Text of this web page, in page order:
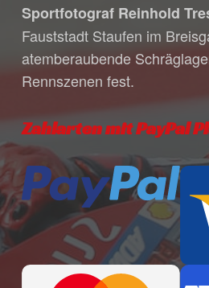
Go to
Sportfotograf Reinhold
Fauststadt Staufen im
atemberaubende
Rennszenen fest.
Zahlarten mit PayPal